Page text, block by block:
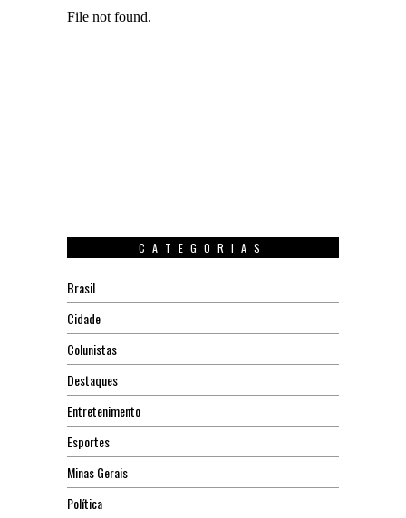
CATEGORIAS
Brasil
Cidade
Colunistas
Destaques
Entretenimento
Esportes
Minas Gerais
Política